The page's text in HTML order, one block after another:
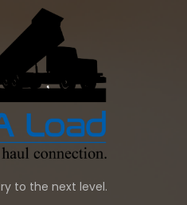
to the next level.